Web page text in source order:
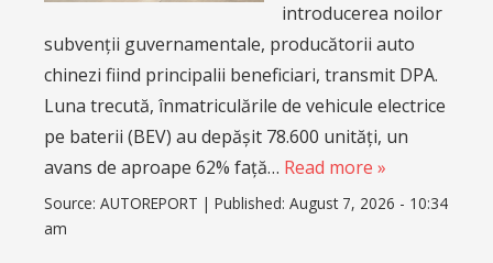
introducerea noilor
subvenții guvernamentale, producătorii auto
chinezi fiind principalii beneficiari, transmit DPA.
Luna trecută, înmatriculările de vehicule electrice
pe baterii (BEV) au depășit 78.600 unități, un
avans de aproape 62% față… Read more »
Source: AUTOREPORT | Published: August 7, 2026 - 10:34
am